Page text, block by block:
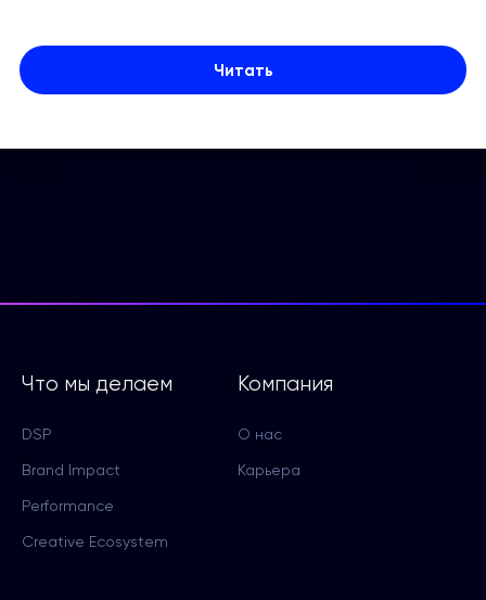
Читать
Компания
О нас
Карьера
Что мы делаем
DSP
Brand Impact
Performance
Creative Ecosystem